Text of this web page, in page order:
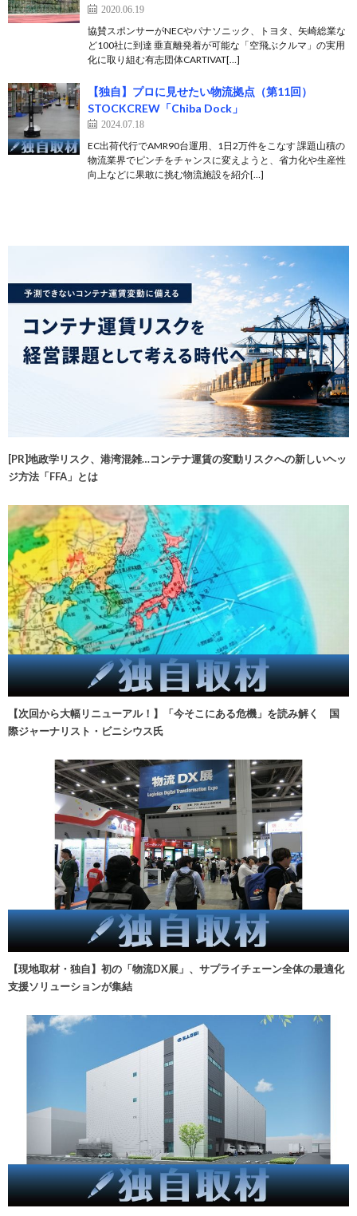
2020.06.19
協賛スポンサーがNECやパナソニック、トヨタ、矢崎総業な
ど100社に到達 垂直離発着が可能な「空飛ぶクルマ」の実用
化に取り組む有志団体CARTIVAT[…]
【独自】プロに見せたい物流拠点（第11回）
STOCKCREW「Chiba Dock」
2024.07.18
EC出荷代行でAMR90台運用、1日2万件をこなす 課題山積の
物流業界でピンチをチャンスに変えようと、省力化や生産性
向上などに果敢に挑む物流施設を紹介[…]
[PR]地政学リスク、港湾混雑…コンテナ運賃の変動リスクへの新しいヘッ
ジ方法「FFA」とは
【次回から大幅リニューアル！】「今そこにある危機」を読み解く 国
際ジャーナリスト・ビニシウス氏
【現地取材・独自】初の「物流DX展」、サプライチェーン全体の最適化
支援ソリューションが集結